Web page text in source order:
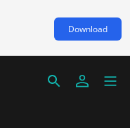
Download